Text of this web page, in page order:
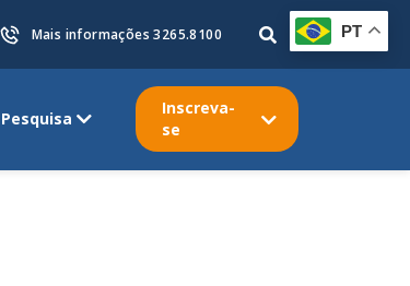
Mais informações 3265.8100
Pesquisa
Inscreva-
se
PT